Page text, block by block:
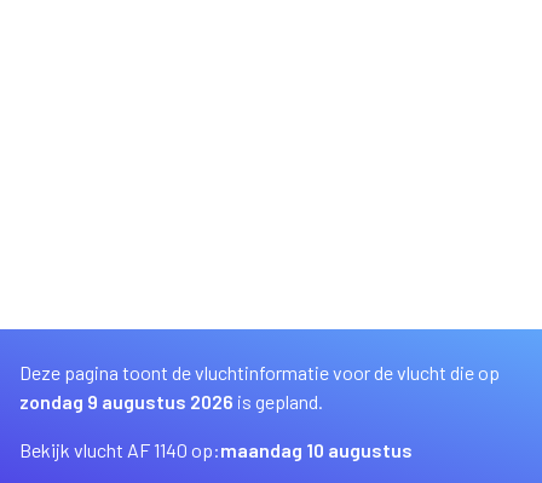
Deze pagina toont de vluchtinformatie voor de vlucht die op
zondag 9 augustus 2026 is gepland.
Bekijk vlucht AF 1140 op:maandag 10 augustus